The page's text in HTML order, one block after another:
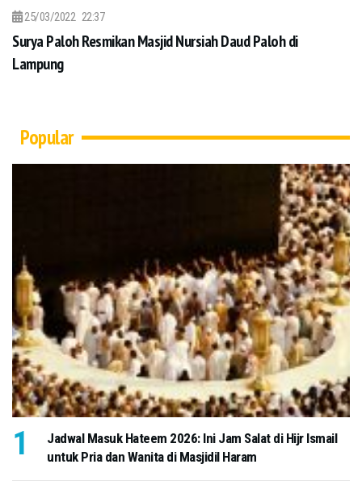
25/03/2022 22:37
Surya Paloh Resmikan Masjid Nursiah Daud Paloh di
Lampung
Popular
Jadwal Masuk Hateem 2026: Ini Jam Salat di Hijr Ismail
untuk Pria dan Wanita di Masjidil Haram